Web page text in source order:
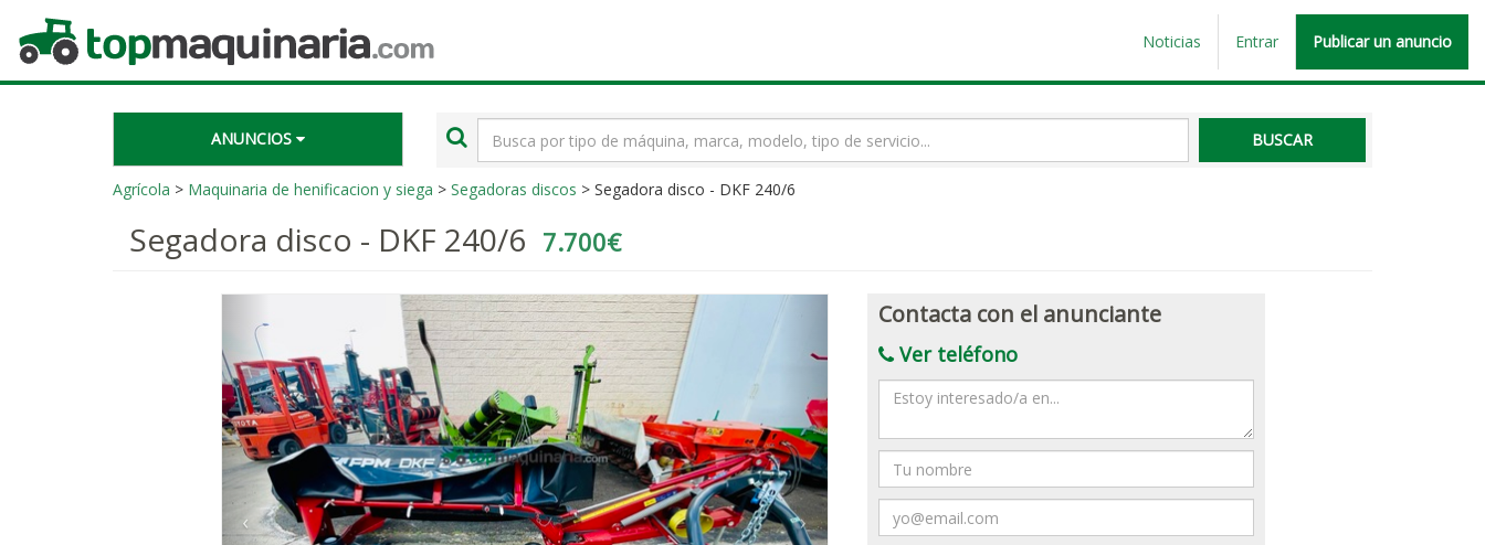
Topmaquinaria.com
Noticias
Entrar Publicar un anuncio
ANUNCIOS
Agrícola > Maquinaria de henificacion y siega > Segadoras discos > Segadora disco - DKF 240/6
Segadora disco - DKF 240/6 7.700€
‹ ›
Contacta con el anunciante
Ver teléfono
Mensaje
Nombre
Email